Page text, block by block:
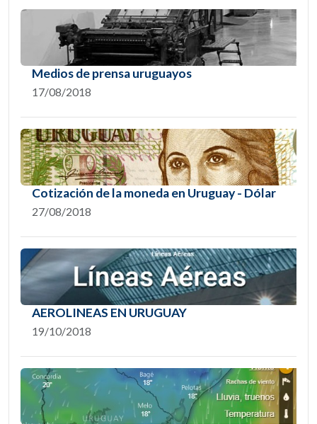
Medios de prensa uruguayos
17/08/2018
Cotización de la moneda en Uruguay - Dólar
27/08/2018
AEROLINEAS EN URUGUAY
19/10/2018